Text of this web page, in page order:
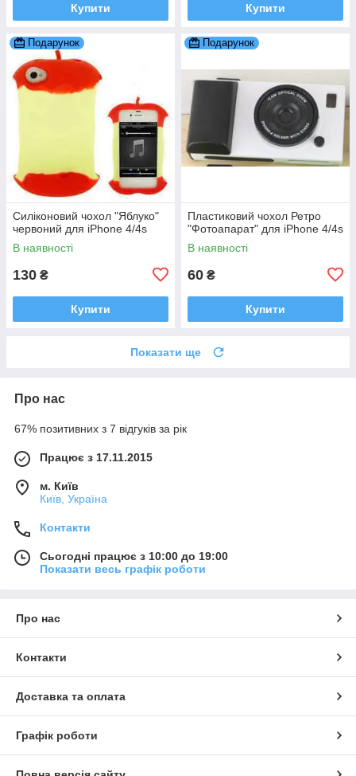
Купити Купити
Подарунок
Силіконовий чохол "Яблуко"
червоний для iPhone 4/4s
В наявності
130 ₴
Купити
Подарунок
Пластиковий чохол Ретро
"Фотоапарат" для iPhone 4/4s
В наявності
60 ₴
Купити
Показати ще
Про нас
67% позитивних з 7 відгуків за рік
Працює з 17.11.2015
м. Київ
Київ, Україна
Контакти
Сьогодні працює з 10:00 до 19:00
Показати весь графік роботи
Про нас
Контакти
Доставка та оплата
Графік роботи